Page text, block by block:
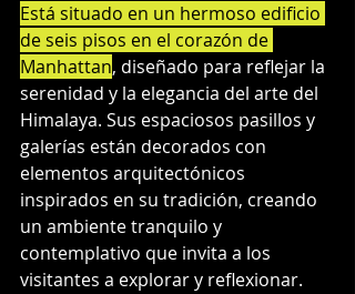
Está situado en un hermoso edificio
de seis pisos en el corazón de
Manhattan, diseñado para reflejar la
serenidad y la elegancia del arte del
Himalaya. Sus espaciosos pasillos y
galerías están decorados con
elementos arquitectónicos
inspirados en su tradición, creando
un ambiente tranquilo y
contemplativo que invita a los
visitantes a explorar y reflexionar.